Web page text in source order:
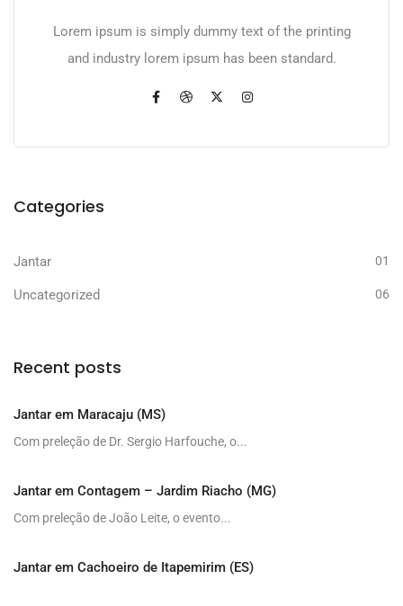
Lorem ipsum is simply dummy text of the printing
and industry lorem ipsum has been standard.
Categories
Jantar 01
Uncategorized 06
Recent posts
Jantar em Maracaju (MS)
Com preleção de Dr. Sergio Harfouche, o...
Jantar em Contagem – Jardim Riacho (MG)
Com preleção de João Leite, o evento...
Jantar em Cachoeiro de Itapemirim (ES)